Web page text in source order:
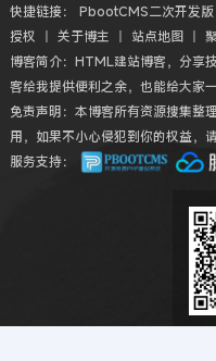
快捷链接： PbootCMS二次开发版
授权 丨 关于博主 丨 站点地图丨
博客简介：HTML建站博客，分享
客给我提供便利之余，也能给大家
免责声明：本博客所有资源搜集整
用，如果不小心侵犯到你的权益，
服务支持：